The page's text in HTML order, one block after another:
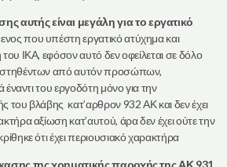
αυτής είναι μεγάλη για το εργατικό
που υπέστη εργατικό ατύχημα και
ΙΚΑ, εφόσον αυτό δεν οφείλεται σε δόλο
από αυτόν προσώπων,
έναντι του εργοδότη μόνο για την
του βλάβης κατ’αρθρον 932 ΑΚ και δεν έχει
αξίωση κατ’αυτού, άρα δεν έχει ούτε την
ότι έχει περιουσιακό χαρακτήρα